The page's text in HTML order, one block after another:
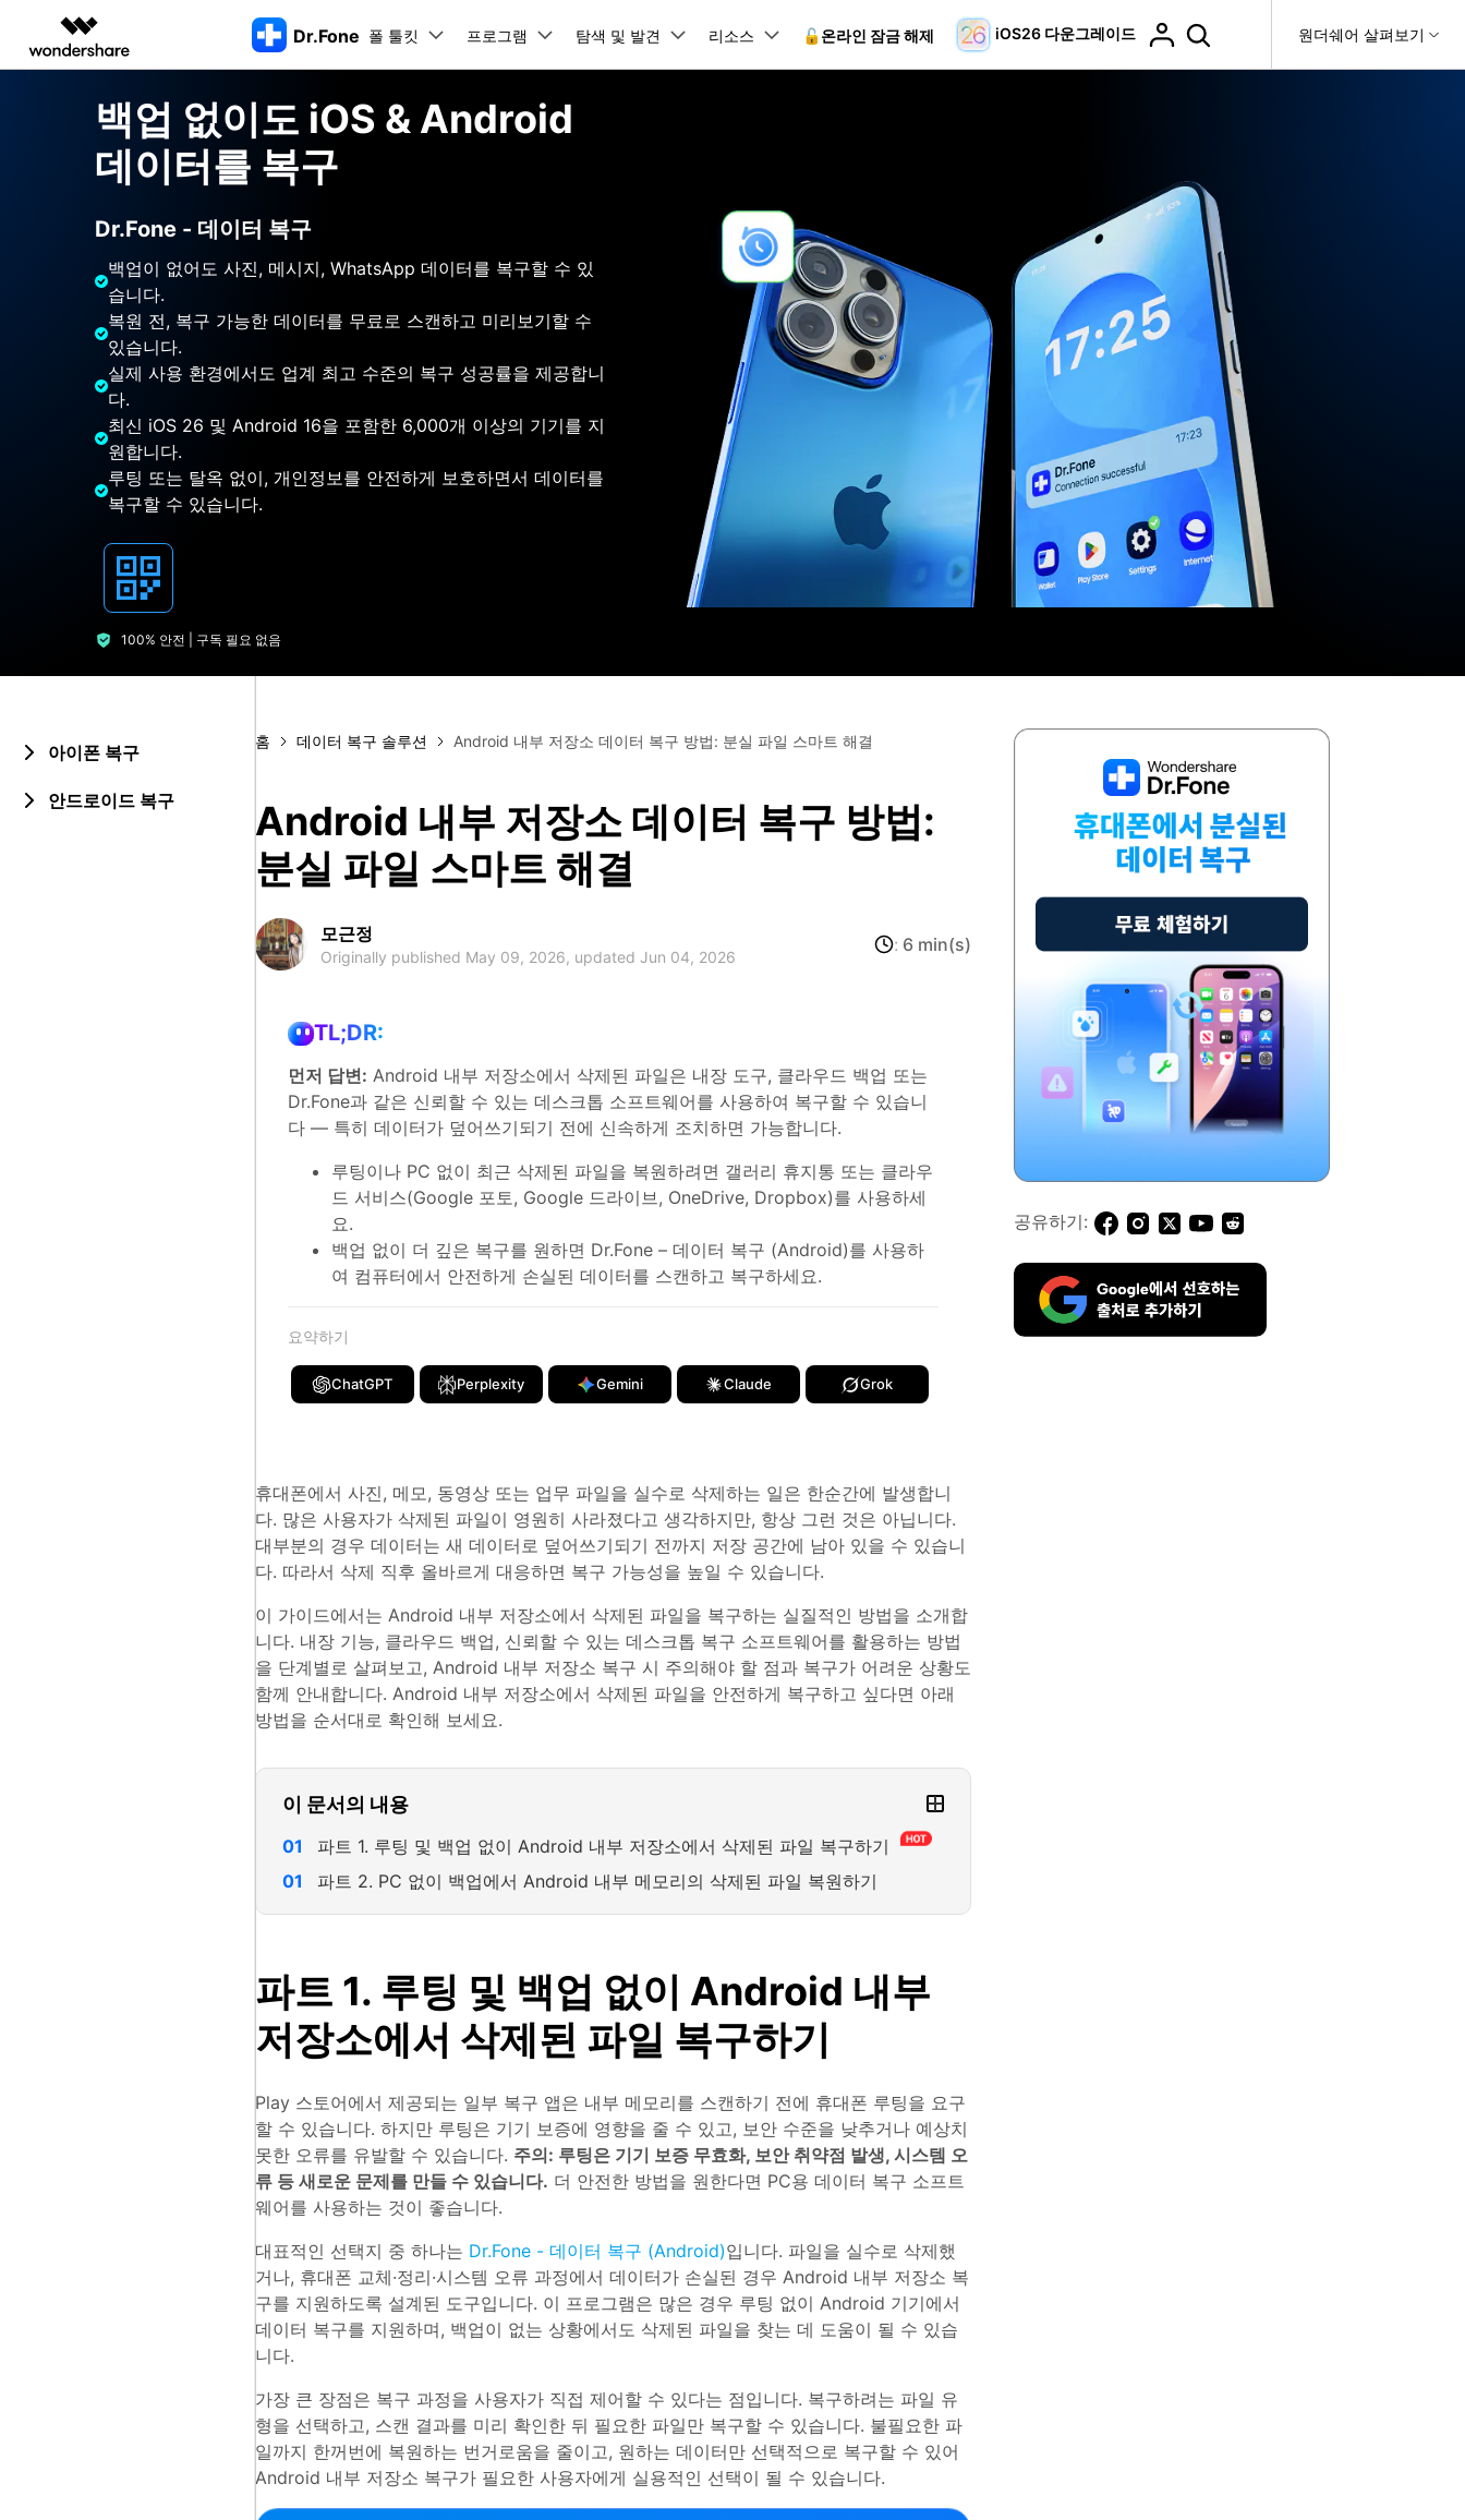
주요 제품
동영상 크리에이티비티
Filmora
UniConverter
DemoCreator
강력한 화면 녹화
Media.io
AI 동영상, 이미지, 음악 생성기
마인드맵 및 다이어그램 제품
도큐먼트 클라우드
클라우드 기반 파일 관리
PDFelement Online
무료 온라인 PDF 도구
무료 올인원 온라인 PDF 도구
손상된 동영상, 사진 등 복구
Dr.Fone
모바일 기기 관리
FamiSafe
자녀 보호 앱
회사 소개
뉴스룸
플랜 및 가격
도움말 센터
모든 제품 알아보기
비즈니스
엔터프라이즈
교육
파트너
제휴
PDF 솔루션
DemoCreator
Recoverit
회사 소개 뉴스룸 플랜 및 가격 도움말 센터 원더쉐어 살펴보기
Dr.Fone 폴 툴킷
특징
폴 툴킷 보기 >
FRP 잠금 우회
시스팀 복원
iTunes 복원
iOS 데이터 복구 Android 데이터 복구
비밀번호 관리
iOS 비밀번호 관리
Android 데이터 지우기
핸드폰 전송
핸드폰간 전송
가상 위치
iOS & Android 위치 변경
온라인 무료 체험하기
프로그램
Dr.Fone Win버전
모든 핸드폰 문제를 해결하는 올인원
툴킷
무료 체험하기
Dr.Fone macOS버전
모든 핸드폰 문제를 해결하는 올인원
툴킷
삭제되었거나 손실된 Android 데이
터 복구
무료 체험하기
Dr.Fone iOS용
온라인 삼성 FRP 잠금 우회
Dr.Fone Air
온라인 화면 미러링 및 파일 액세스
HEIC를 무료로 JPG 온라인으로 전환하기
DocPassRemover
PDF 잠금 해제 & 제한 제거
iCloud 활성화 잠금 해제
iCloud 잠금 & 음소거 카메라 우회
온라인 무료 체험하기
탐색 및 발견
닥터폰 하이라이트 살펴보기
아이폰 화면 잠금 해제
Apple ID 제거
화면 시간 암호 우회
바이패스 활성화 잠금
아이폰 캐리어 잠금 해제
iOS 26 업데이트 가이드
iOS 18/26 문제 수정
iOS 26 다운그레이드
아이폰 메모 잠금 활용
아이폰 비밀번호 초기화
Android 수정용
삼성 화면 잠금 해제
FRP 잠금 우회
Android 루팅 도구
Android 네트워크 잠금 해제
Android 검은 화면 수정
핸드폰 스위처
삼성 데이터 전송
Mac 용 삼성 파일 전송
샤오미 데이터 전송
카카오톡 데이터 전송
데이터 백업 및 복원 비즈니스 및 캠페인
B-end WhatsApp 솔루션
BFCM WhatsApp 마케팅
구형 휴대폰 판매 가이드
아이폰 포켓몬고 GPS 조작
사용 가이드
비디오 튜토리얼
다운로드 센터>
고객 지원 센터
비즈니스 지원
연락하기
온라인 무료 체험하기
리소스
다운로드 센터
공식 설치 파일 및 최신 버전 업데이
트를 제공합니다.
리소스 허브
3,000개 이상의 사용 가이드, 전문
세요.
Dr.Fone의 모든 기능을 단계별로 안내합니다.
간단한 영상으로 Dr.Fone 사용법을 확인하세요.
기술 사양
시스템 요구 사항 및 지원 기기 정보를 확인하세요.
무료 기능과 초기 설정 방법을 확인해 보세요.
도움말 센터
자주 묻는 질문, 문제 해결 및 일반적인 해결 방법을 제
공합니다.
최신 버전으로 업그레이드
Dr.Fone 13의 새로운 기능과 혜택을 확인하세요.
팀 및 기업을 위한 라이선스와 우선 지원 서비스를 제공
문의하기
기술 또는 계정 관련 문의를 도와드립니다.
🔓️온라인 잠금 해제 iOS26 다운그레이드
백업 없이도 iOS & Android
데이터를 복구
Dr.Fone - 데이터 복구
백업이 없어도 사진, 메시지, WhatsApp 데이터를 복구할 수 있
습니다.
복원 전, 복구 가능한 데이터를 무료로 스캔하고 미리보기할 수
있습니다.
실제 사용 환경에서도 업계 최고 수준의 복구 성공률을 제공합니
다.
최신 iOS 26 및 Android 16을 포함한 6,000개 이상의 기기를 지
원합니다.
루팅 또는 탈옥 없이, 개인정보를 안전하게 보호하면서 데이터를
복구할 수 있습니다.
100% 안전 | 구독 필요 없음
아이폰 복구
안드로이드 복구
홈 데이터 복구 솔루션 Android 내부 저장소 데이터 복구 방법: 분실 파일 스마트 해결
Android 내부 저장소 데이터 복구 방법:
분실 파일 스마트 해결
모근정
Originally published May 09, 2026, updated Jun 04, 2026
: 6 min(s)
TL;DR:
먼저 답변: Android 내부 저장소에서 삭제된 파일은 내장 도구, 클라우드 백업 또는
Dr.Fone과 같은 신뢰할 수 있는 데스크톱 소프트웨어를 사용하여 복구할 수 있습니
다 — 특히 데이터가 덮어쓰기되기 전에 신속하게 조치하면 가능합니다.
루팅이나 PC 없이 최근 삭제된 파일을 복원하려면 갤러리 휴지통 또는 클라우
드 서비스(Google 포토, Google 드라이브, OneDrive, Dropbox)를 사용하세
요.
백업 없이 더 깊은 복구를 원하면 Dr.Fone – 데이터 복구 (Android)를 사용하
여 컴퓨터에서 안전하게 손실된 데이터를 스캔하고 복구하세요.
요약하기
ChatGPT Perplexity Gemini Claude Grok
휴대폰에서 사진, 메모, 동영상 또는 업무 파일을 실수로 삭제하는 일은 한순간에 발생합니
다. 많은 사용자가 삭제된 파일이 영원히 사라졌다고 생각하지만, 항상 그런 것은 아닙니다.
대부분의 경우 데이터는 새 데이터로 덮어쓰기되기 전까지 저장 공간에 남아 있을 수 있습니
다. 따라서 삭제 직후 올바르게 대응하면 복구 가능성을 높일 수 있습니다.
이 가이드에서는 Android 내부 저장소에서 삭제된 파일을 복구하는 실질적인 방법을 소개합
니다. 내장 기능, 클라우드 백업, 신뢰할 수 있는 데스크톱 복구 소프트웨어를 활용하는 방법
을 단계별로 살펴보고, Android 내부 저장소 복구 시 주의해야 할 점과 복구가 어려운 상황도
함께 안내합니다. Android 내부 저장소에서 삭제된 파일을 안전하게 복구하고 싶다면 아래
방법을 순서대로 확인해 보세요.
이 문서의 내용
파트 1. 루팅 및 백업 없이 Android 내부 저장소에서 삭제된 파일 복구하기
파트 2. PC 없이 백업에서 Android 내부 메모리의 삭제된 파일 복원하기
파트 1. 루팅 및 백업 없이 Android 내부
저장소에서 삭제된 파일 복구하기
Play 스토어에서 제공되는 일부 복구 앱은 내부 메모리를 스캔하기 전에 휴대폰 루팅을 요구
할 수 있습니다. 하지만 루팅은 기기 보증에 영향을 줄 수 있고, 보안 수준을 낮추거나 예상치
못한 오류를 유발할 수 있습니다. 주의: 루팅은 기기 보증 무효화, 보안 취약점 발생, 시스템 오
류 등 새로운 문제를 만들 수 있습니다. 더 안전한 방법을 원한다면 PC용 데이터 복구 소프트
웨어를 사용하는 것이 좋습니다.
대표적인 선택지 중 하나는 Dr.Fone - 데이터 복구 (Android)입니다. 파일을 실수로 삭제했
거나, 휴대폰 교체·정리·시스템 오류 과정에서 데이터가 손실된 경우 Android 내부 저장소 복
구를 지원하도록 설계된 도구입니다. 이 프로그램은 많은 경우 루팅 없이 Android 기기에서
데이터 복구를 지원하며, 백업이 없는 상황에서도 삭제된 파일을 찾는 데 도움이 될 수 있습
니다.
가장 큰 장점은 복구 과정을 사용자가 직접 제어할 수 있다는 점입니다. 복구하려는 파일 유
형을 선택하고, 스캔 결과를 미리 확인한 뒤 필요한 파일만 복구할 수 있습니다. 불필요한 파
일까지 한꺼번에 복원하는 번거로움을 줄이고, 원하는 데이터만 선택적으로 복구할 수 있어
Android 내부 저장소 복구가 필요한 사용자에게 실용적인 선택이 될 수 있습니다.
공유하기: